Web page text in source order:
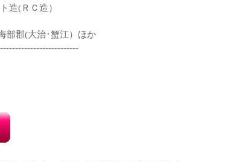
造(ＲＣ造）
部郡(大治･蟹江）ほか